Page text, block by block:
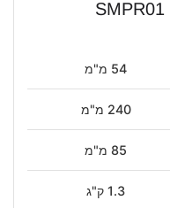
54 מ"מ
240 מ"מ
85 מ"מ
1.3 ק"ג